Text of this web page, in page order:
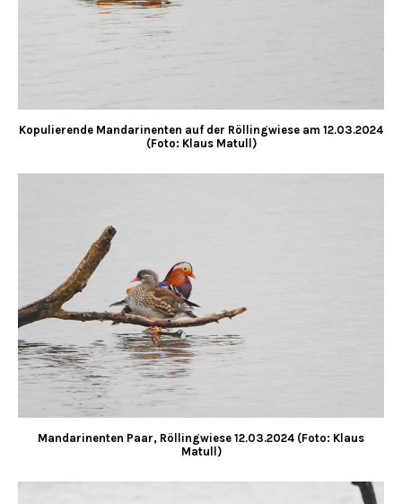
Kopulierende Mandarinenten auf der Röllingwiese am 12.03.2024
(Foto: Klaus Matull)
Mandarinenten Paar, Röllingwiese 12.03.2024 (Foto: Klaus
Matull)